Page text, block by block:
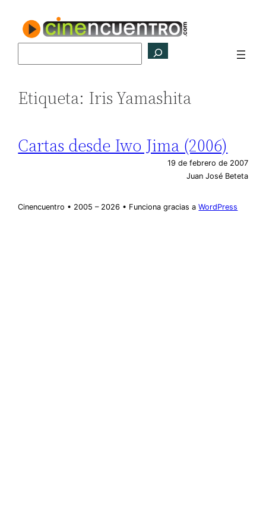
contenido
Etiqueta: Iris Yamashita
Cartas desde Iwo Jima (2006)
19 de febrero de 2007
Juan José Beteta
Cinencuentro • 2005 – 2026 • Funciona gracias aWordPress